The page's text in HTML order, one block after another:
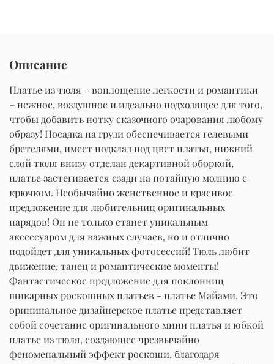
Описание
Платье из тюля – воплощение легкости и романтики
– нежное, воздушное и идеально подходящее для того,
чтобы добавить нотку сказочного очарования любому
образу! Посадка на груди обеспечивается гелевыми
бретелями, имеет подклад под цвет платья, нижний
слой тюля внизу отделан декартивной оборкой,
платье застегивается сзади на потайную молнию с
крючком. Необычайно женственное и красивое
предложение для любительниц оригинальных
нарядов! Он не только станет уникальным
аксессуаром для важных случаев, но и отлично
подойдет для уникальных фотосессий! Тюль любит
движение, танец и романтические моменты!
Фантастическое предложение для поклонниц
шикарных роскошных платьев - платье Майами. Это
орининальное дизайнерское платье представляет
собой сочетание оригинального мини платья и юбкой
платье из тюля, создающее чрезвычайно
феноменальный эффект роскоши, благодаря